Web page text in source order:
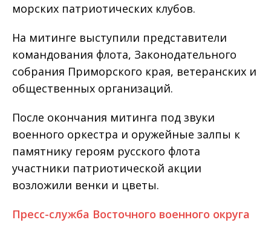
морских патриотических клубов.
На митинге выступили представители
командования флота, Законодательного
собрания Приморского края, ветеранских и
общественных организаций.
После окончания митинга под звуки
военного оркестра и оружейные залпы к
памятнику героям русского флота
участники патриотической акции
возложили венки и цветы.
Пресс-служба Восточного военного округа